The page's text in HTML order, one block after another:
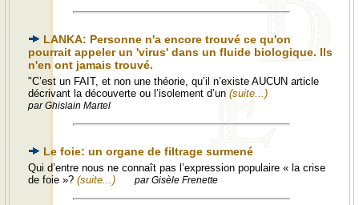
LANKA: Personne n'a encore trouvé ce qu'on
pourrait appeler un 'virus' dans un fluide biologique. Ils
n'en ont jamais trouvé.
"C’est un FAIT, et non une théorie, qu’il n’existe AUCUN article
décrivant la découverte ou l’isolement d’un (suite...)
par Ghislain Martel
Le foie: un organe de filtrage surmené
Qui d’entre nous ne connaît pas l’expression populaire « la crise
de foie »? (suite...) par Gisèle Frenette